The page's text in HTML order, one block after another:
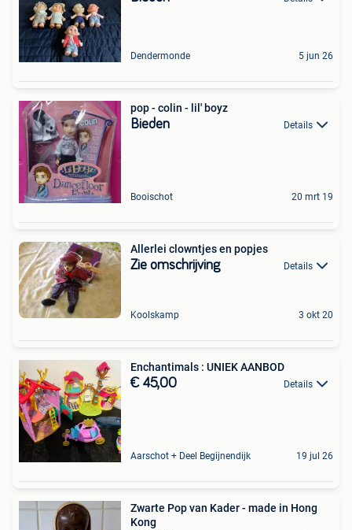
Dendermonde 5 jun 26
pop - colin - lil' boyz
Bieden Details
Booischot 20 mrt 19
Allerlei clowntjes en popjes
Zie omschrijving Details
Koolskamp 3 okt 20
Enchantimals : UNIEK AANBOD
€ 45,00 Details
Aarschot + Deel Begijnendijk 19 jul 26
Zwarte Pop van Kader - made in Hong
Kong